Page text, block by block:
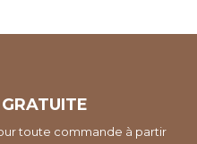
toute commande à partir